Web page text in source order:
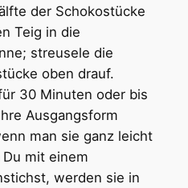
der Schokostücke
Teig in die
streusele die
oben drauf.
30 Minuten oder bis
Ausgangsform
man sie ganz leicht
mit einem
werden sie in